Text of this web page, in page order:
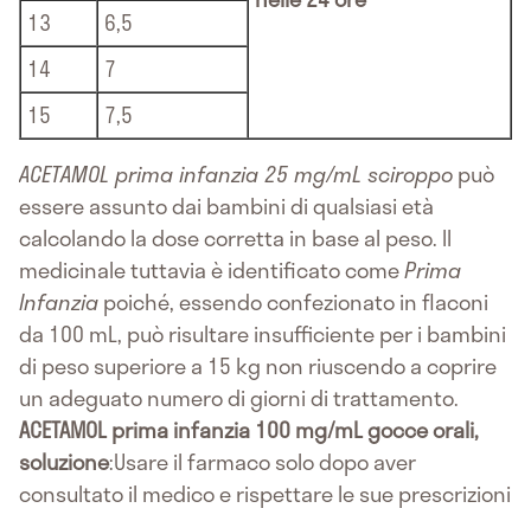
13
6,5
14
7
15
7,5
ACETAMOL prima infanzia 25 mg/mL sciroppopuò
essere assunto dai bambini di qualsiasi età
calcolando la dose corretta in base al peso. Il
medicinale tuttavia è identificato comePrima
Infanziapoiché, essendo confezionato in flaconi
da 100 mL, può risultare insufficiente per i bambini
di peso superiore a 15 kg non riuscendo a coprire
un adeguato numero di giorni di trattamento.
ACETAMOL prima infanzia 100 mg/mL gocce orali,
soluzione:Usare il farmaco solo dopo aver
consultato il medico e rispettare le sue prescrizioni